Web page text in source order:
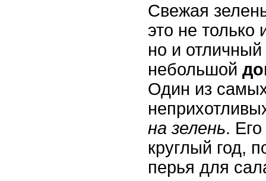
Свежая
это не только
но и отличный
небольшой
Один из
на зелень.
круглый год,
перья для